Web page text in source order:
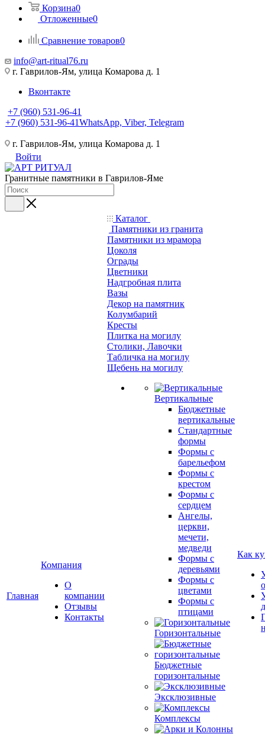
Корзина0
Отложенные0
Сравнение товаров0
info@art-ritual76.ru
г. Гаврилов-Ям, улица Комарова д. 1
Вконтакте
+7 (960) 531-96-41
+7 (960) 531-96-41WhatsApp, Viber, Telegram
г. Гаврилов-Ям, улица Комарова д. 1
Войти
Гранитные памятники в Гаврилов-Яме
Главная
Компания
О
компании
Отзывы
Контакты
Каталог
Памятники из гранита
Памятники из мрамора
Цоколя
Ограды
Цветники
Надгробная плита
Вазы
Декор на памятник
Колумбарий
Кресты
Плитка на могилу
Столики, Лавочки
Табличка на могилу
Щебень на могилу
Вертикальные
Бюджетные
вертикальные
Стандартные
формы
Формы с
барельефом
Формы с
крестом
Формы с
сердцем
Ангелы,
церкви,
мечети,
медведи
Формы с
деревьями
Формы с
цветами
Формы с
птицами
Горизонтальные
Бюджетные
горизонтальные
Эксклюзивные
Комплексы
Как